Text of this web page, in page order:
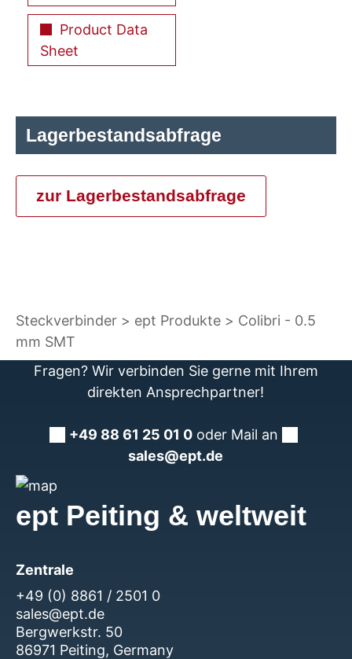
Product Data
Sheet
Lagerbestandsabfrage
zur Lagerbestandsabfrage
Steckverbinder ept Produkte
Colibri - 0.5
mm SMT
Fragen? Wir verbinden Sie gerne mit Ihrem
direkten Ansprechpartner!
+49 88 61 25 01 0 oder Mail an
sales@ept.de
ept Peiting & weltweit
Zentrale
+49 (0) 8861 / 2501 0
sales@ept.de
Bergwerkstr. 50
86971 Peiting, Germany